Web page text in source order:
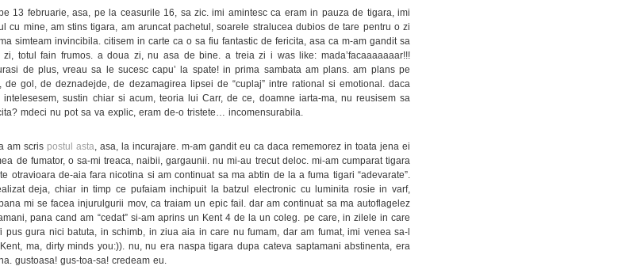
13 februarie, asa, pe la ceasurile 16, sa zic. imi amintesc ca eram in pauza de tigara, imi
cu mine, am stins tigara, am aruncat pachetul, soarele stralucea dubios de tare pentru o zi
simteam invincibila. citisem in carte ca o sa fiu fantastic de fericita, asa ca m-am gandit sa
zi, totul fain frumos. a doua zi, nu asa de bine. a treia zi i was like: mada’facaaaaaaar!!!
de plus, vreau sa le sucesc capu’ la spate! in prima sambata am plans. am plans pe
de gol, de deznadejde, de dezamagirea lipsei de “cuplaj” intre rational si emotional. daca
intelesesem, sustin chiar si acum, teoria lui Carr, de ce, doamne iarta-ma, nu reusisem sa
mdeci nu pot sa va explic, eram de-o tristete… incomensurabila.
am scris postul asta , asa, la incurajare. m-am gandit eu ca daca rememorez in toata jena ei
de fumator, o sa-mi treaca, naibii, gargaunii. nu mi-au trecut deloc. mi-am cumparat tigara
otravioara de-aia fara nicotina si am continuat sa ma abtin de la a fuma tigari “adevarate”.
deja, chiar in timp ce pufaiam inchipuit la batzul electronic cu luminita rosie in varf,
mi se facea injurulgurii mov, ca traiam un epic fail. dar am continuat sa ma autoflagelez
pana cand am “cedat” si-am aprins un Kent 4 de la un coleg. pe care, in zilele in care
pus gura nici batuta, in schimb, in ziua aia in care nu fumam, dar am fumat, imi venea sa-l
ma, dirty minds you:)). nu, nu era naspa tigara dupa cateva saptamani abstinenta, era
gustoasa! gus-toa-sa! credeam eu.